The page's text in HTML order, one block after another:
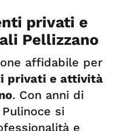
privati e
Pellizzano
affidabile per
privati e attività
. Con anni di
si
e